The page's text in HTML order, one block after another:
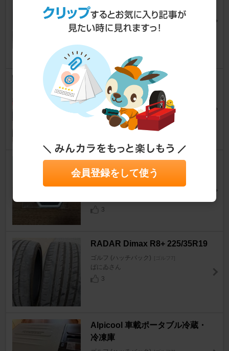
チアルミホイール【Reifnitz】
(ET：50） 19インチ 8J
やっきーさん
12
BRIDGESTONE POTENZA S0
01
ゴルフ (ハッチバック) [ゴルフ7]
かくぴーさん
VW GTI FAN FEST 2026 ワッ
ペン
ゴルフ (ハッチバック)
3
RADAR Dimax R8+ 225/35R19
ゴルフ (ハッチバック) [ゴルフ7]
ばにゐさん
3
Alpicool 車載ポータブル冷蔵・
冷凍庫
会員登録をして使う